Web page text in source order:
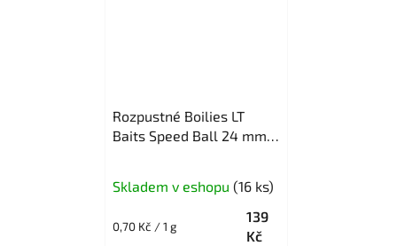
Rozpustné Boilies LT
Baits Speed Ball 24 mm /
hodnocení
produktu
Skladem v eshopu (16 ks)
139
Kč
Měrná
0,70 Kč / 1 g